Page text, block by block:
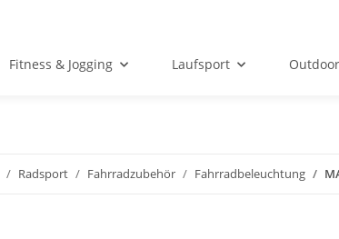
Fitness & Jogging Laufsport Outdoor
Radsport Fahrradzubehör Fahrradbeleuchtung